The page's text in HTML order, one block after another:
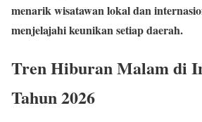
menarik wisatawan lokal dan
menjelajahi keunikan setiap daerah.
Tren Hiburan Malam di
Tahun 2026